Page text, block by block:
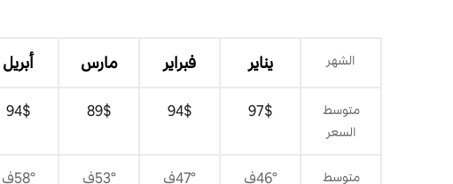
الشهر يناير فبراير مارس أبريل
متوسط
السعر
$‏97
$‏94
$‏89
$‏94
متوسط 46°ف 47°ف 53°ف 58°ف